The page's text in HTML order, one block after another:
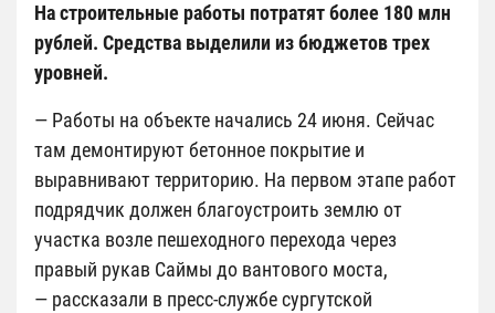
На строительные работы потратят более 180 млн
рублей. Средства выделили из бюджетов трех
уровней.
— Работы на объекте начались 24 июня. Сейчас
там демонтируют бетонное покрытие и
выравнивают территорию. На первом этапе работ
подрядчик должен благоустроить землю от
участка возле пешеходного перехода через
правый рукав Саймы до вантового моста,
— рассказали в пресс-службе сургутской